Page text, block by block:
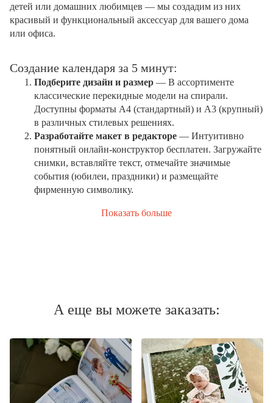
детей или домашних любимцев — мы создадим из них
красивый и функциональный аксессуар для вашего дома
или офиса.
Создание календаря за 5 минут:
Подберите дизайн и размер — В ассортименте
классические перекидные модели на спирали.
Доступны форматы А4 (стандартный) и А3 (крупный)
в различных стилевых решениях.
Разработайте макет в редакторе — Интуитивно
понятный онлайн-конструктор бесплатен. Загружайте
снимки, вставляйте текст, отмечайте значимые
события (юбилеи, праздники) и размещайте
фирменную символику.
Показать больше
А еще вы можете заказать: